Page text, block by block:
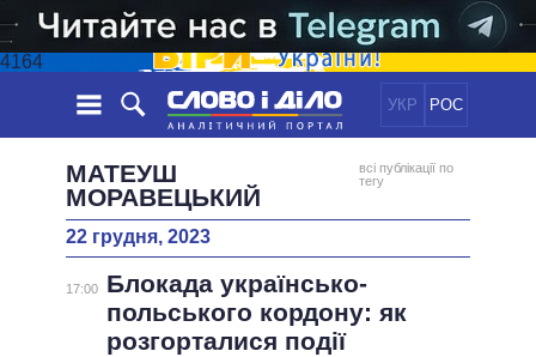
4164
УКР РОС
СТРІЧКА
ПОДІЇ
СТАТТІ
ПОЛІТИКА
ЕКОНОМІКА
СУСПІЛЬСТВО
СВІТ
ОБIЦЯНКИ
ПОЛIТИКИ
ІНФОГРАФІКА
МАТЕУШ
МОРАВЕЦЬКИЙ
всі публікації по
тегу
22 грудня, 2023
17:00
Блокада українсько-
польського кордону: як
розгорталися події